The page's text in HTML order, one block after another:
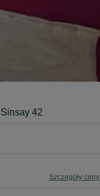
42
Szczegóły ceny